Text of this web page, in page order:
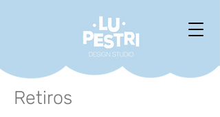
Retiros